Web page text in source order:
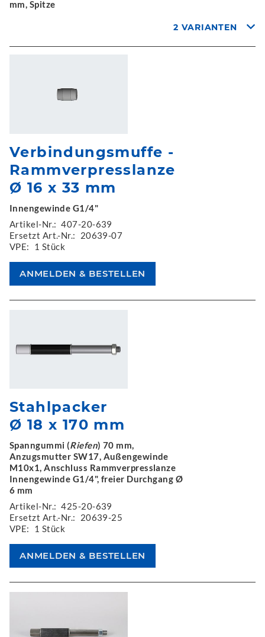
mm, Spitze
2 VARIANTEN
Verbindungsmuffe -
Rammverpresslanze
Ø 16 x 33 mm
Innengewinde G1/4"
Artikel-Nr.: 407-20-639
Ersetzt Art.-Nr.:
20639-07
VPE:
1 Stück
Stahlpacker
Ø 18 x 170 mm
Spanngummi (Riefen) 70 mm,
Anzugsmutter SW17, Außengewinde
M10x1, Anschluss Rammverpresslanze
Innengewinde G1/4", freier Durchgang Ø
6 mm
Artikel-Nr.: 425-20-639
Ersetzt Art.-Nr.:
20639-25
VPE:
1 Stück